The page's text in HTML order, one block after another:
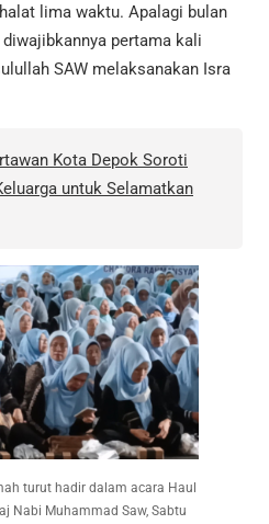
lima waktu. Apalagi bulan
pertama kali
SAW melaksanakan Isra
Kota Depok Soroti
untuk Selamatkan
turut hadir dalam acara Haul
Nabi Muhammad Saw, Sabtu